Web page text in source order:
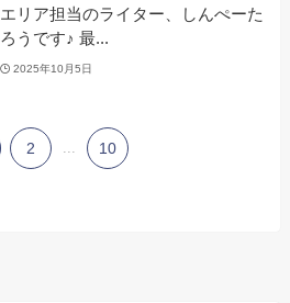
エリア担当のライター、しんぺーた
ろうです♪ 最...
2025年10月5日
2 ... 10